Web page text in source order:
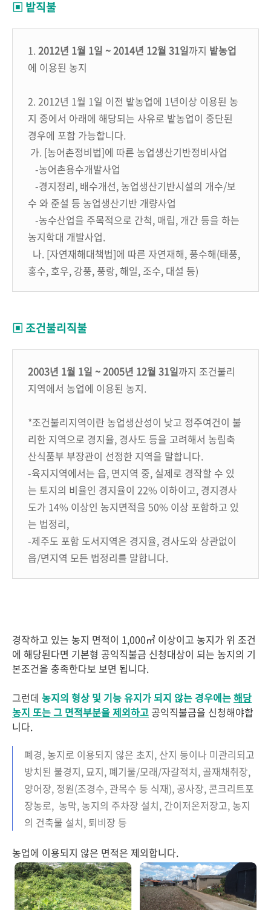
▣ 밭직불
1.2012년 1월 1일 ~ 2014년 12월 31일까지 밭농업
에 이용된 농지
2. 2012년 1월 1일 이전 밭농업에 1년이상 이용된 농
지 중에서 아래에 해당되는 사유로 밭농업이 중단된
경우에 포함 가능합니다.
가. [농어촌정비법]에 따른 농업생산기반정비사업
-농어촌용수개발사업
-경지정리, 배수개선, 농업생산기반시설의 개수/보
수 와 준설 등 농업생산기반 개량사업
-농수산업을 주목적으로 간척, 매립, 개간 등을 하는
농지학대 개발사업.
나. [자연재해대책법]에 따른 자연재해, 풍수해(태풍,
홍수, 호우, 강풍, 풍랑, 해일, 조수, 대설 등)
▣ 조건불리직불
2003년 1월 1일 ~ 2005년 12월 31일까지 조건불리
지역에서 농업에 이용된 농지.
*조건불리지역이란 농업생산성이 낮고 정주여건이 불
리한 지역으로 경지율, 경사도 등을 고려해서 농림축
산식품부 부장관이 선정한 지역을 말합니다.
-육지지역에서는 읍, 면지역 중, 실제로 경작할 수 있
는 토지의 비율인 경지율이 22% 이하이고, 경지경사
도가 14% 이상인 농지면적을 50% 이상 포함하고 있
는 법정리,
-제주도 포함 도서지역은 경지율, 경사도와 상관없이
읍/면지역 모든 법정리를 말합니다.
경작하고 있는 농지 면적이 1,000㎡ 이상이고 농지가 위 조건
에 해당된다면 기본형 공익직불금 신청대상이 되는 농지의 기
본조건을 충족한다보 보면 됩니다.
그런데 농지의 형상 및 기능 유지가 되지 않는 경우에는해당
농지 또는 그 면적부분을 제외하고 공익직불금을 신청해야합
니다.
폐경, 농지로 이용되지 않은 초지, 산지 등이나 미관리되고
방치된 불경지, 묘지, 폐기물/모래/자갈적치, 골재채취장,
양어장, 정원(조경수, 관목수 등 식재), 공사장, 콘크리트포
장농로, 농막, 농지의 주차장 설치, 간이저온저장고, 농지
의 건축물 설치, 퇴비장 등
농업에 이용되지 않은 면적은 제외합니다.